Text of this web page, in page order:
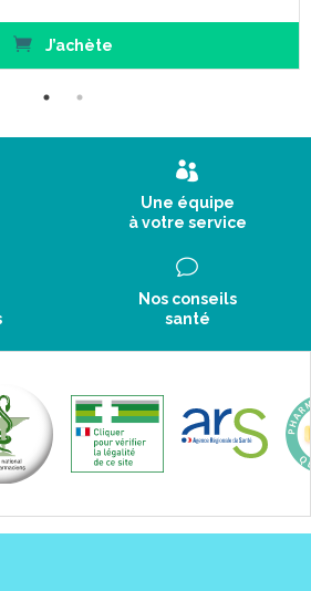
J’achète
Une équipe
à votre service
Nos conseils
santé